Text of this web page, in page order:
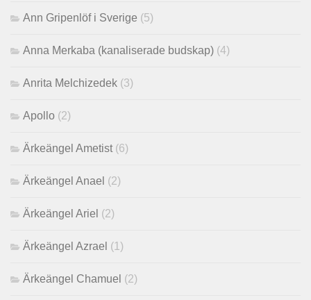
Ann Gripenlöf i Sverige (5)
Anna Merkaba (kanaliserade budskap) (4)
Anrita Melchizedek (3)
Apollo (2)
Ärkeängel Ametist (6)
Ärkeängel Anael (2)
Ärkeängel Ariel (2)
Ärkeängel Azrael (1)
Ärkeängel Chamuel (2)